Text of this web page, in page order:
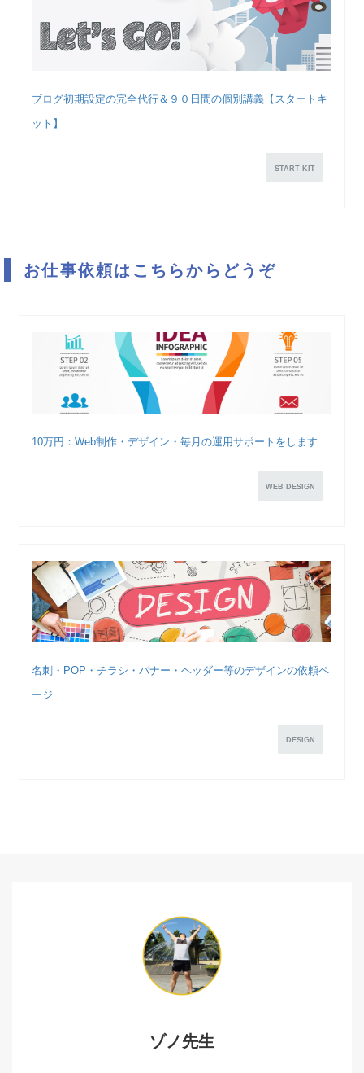
ブログ初期設定の完全代行＆９０日間の個別講義【スタートキ
ット】
START KIT
お仕事依頼はこちらからどうぞ
10万円：Web制作・デザイン・毎月の運用サポートをします
WEB DESIGN
名刺・POP・チラシ・バナー・ヘッダー等のデザインの依頼ペ
ージ
DESIGN
ゾノ先生